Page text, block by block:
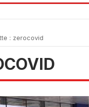
: zerocovid